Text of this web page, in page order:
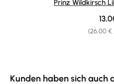
Prinz Wildkirsch
(26,00 €
Kunden haben sich auch